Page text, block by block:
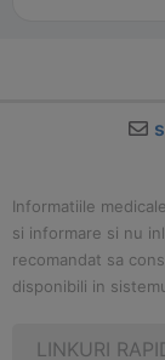
Informatiile
si informare si nu
recomandat sa
disponibili in
LINKURI